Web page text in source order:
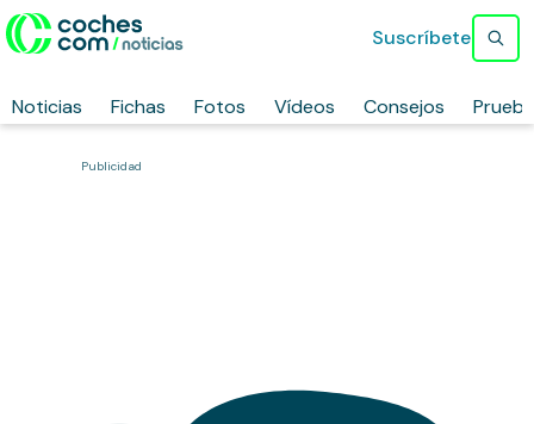
Noticias Fichas Fotos Vídeos Consejos
Suscríbete
Publicidad